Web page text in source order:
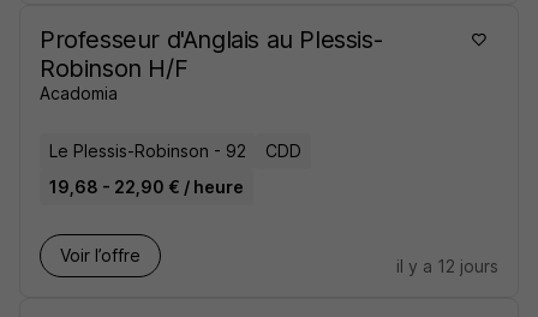
Professeur d'Anglais au Plessis-
Robinson H/F
Acadomia
Le Plessis-Robinson - 92
CDD
19,68 - 22,90 € / heure
Voir l’offre
il y a 12 jours